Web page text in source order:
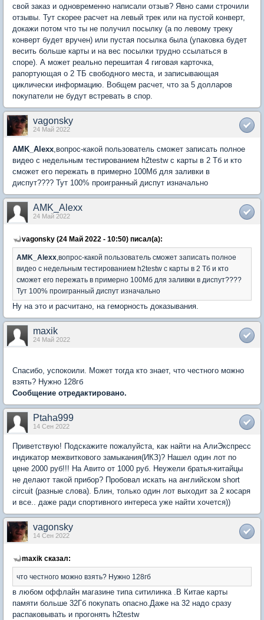
свой заказ и одновременно написали отзыв? Явно сами строчили
отзывы. Тут скорее расчет на левый трек или на пустой конверт,
докажи потом что ты не получил посылку (а по левому треку
конверт будет вручен) или пустая посылка была (упаковка будет
весить больше карты и на вес посылки трудно ссылаться в
споре). А может реально перешитая 4 гиговая карточка,
рапортующая о 2 ТБ свободного места, и записывающая
циклически информацию. Вобщем расчет, что за 5 долларов
покупатели не будут встревать в спор.
vagonsky
24 Май 2022
AMK_Alexx ,вопрос-какой пользователь сможет записать полное
видео с недельным тестированием h2testw с карты в 2 Тб и кто
сможет его пережать в примерно 100Мб для заливки в
диспут???? Тут 100% проигранный диспут изначально
AMK_Alexx
24 Май 2022
vagonsky (24 Май 2022 - 10:50) писал(а):
AMK_Alexx ,вопрос-какой пользователь сможет записать полное
видео с недельным тестированием h2testw с карты в 2 Тб и кто
сможет его пережать в примерно 100Мб для заливки в диспут????
Тут 100% проигранный диспут изначально
Ну на это и расчитано, на геморность доказывания.
maxik
24 Май 2022
Спасибо, успокоили. Может тогда кто знает, что честного можно
взять? Нужно 128гб
Сообщение отредактировано.
Ptaha999
14 Сен 2022
Приветствую! Подскажите пожалуйста, как найти на АлиЭкспресс
индикатор межвиткового замыкания(ИКЗ)? Нашел один лот по
цене 2000 руб!!! На Авито от 1000 руб. Неужели братья-китайцы
не делают такой прибор? Пробовал искать на английском short
circuit (разные слова). Блин, только один лот выходит за 2 косаря
и все.. даже ради спортивного интереса уже найти хочется))
vagonsky
14 Сен 2022
maxik сказал:
что честного можно взять? Нужно 128гб
в любом оффлайн магазине типа ситилинка .В Китае карты
памяти больше 32Гб покупать опасно.Даже на 32 надо сразу
распаковывать и прогонять h2testw